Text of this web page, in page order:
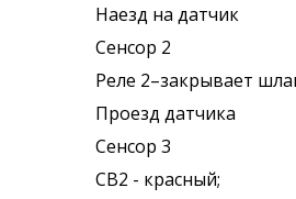
Наезд на датчик
Сенсор 2
Реле 2–закрывает
Проезд датчика
Сенсор 3
СВ2 - красный;